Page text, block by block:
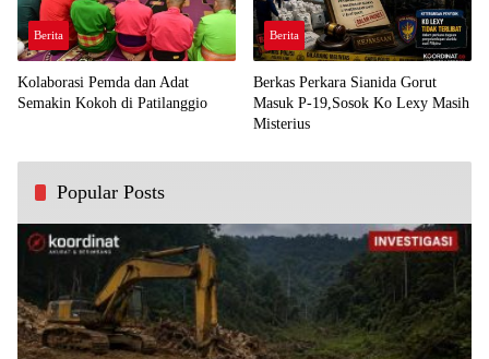
Berita
Kolaborasi Pemda dan Adat
Semakin Kokoh di Patilanggio
Berita
Berkas Perkara Sianida Gorut
Masuk P-19,Sosok Ko Lexy Masih
Misterius
Popular Posts